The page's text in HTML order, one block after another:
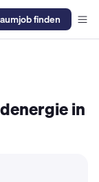
finden
in